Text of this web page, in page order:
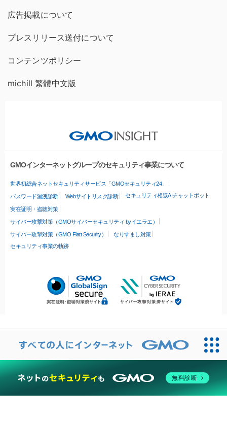
広告掲載について
プレスリリース送付について
コンテンツポリシー
michill 繁體中文版
GMOインターネットグループのセキュリティ事業について
世界初総合ネットセキュリティサービス「GMOセキュリティ24」
パスワード漏洩診断 Webサイトリスク診断 セキュリティ相談AIチャットボット
実在証明・盗聴対策
サイバー攻撃対策（GMOサイバーセキュリティ byイエラエ）
サイバー攻撃対策（GMO Flatt Security）
なりすまし対策
セキュリティ事業の軌跡
無料診断